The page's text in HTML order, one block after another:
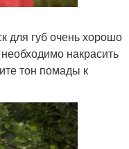
для губ очень хорошо
накрасить
тон помады к